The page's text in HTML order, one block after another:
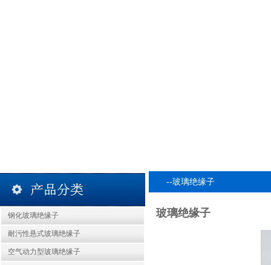
钢化玻璃绝缘子
耐污性悬式玻璃绝缘子
空气动力型玻璃绝缘子
--玻璃绝缘子
玻璃绝缘子